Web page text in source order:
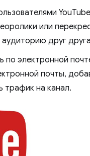
или
друг
электронной
почты,
трафик на канал.